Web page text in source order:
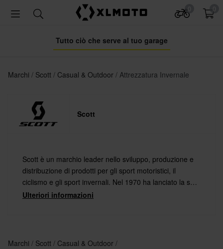
Tutto ciò che serve al tuo garage
Marchi Scott Casual & Outdoor Attrezzatura Invernale
Scott
Scott è un marchio leader nello sviluppo, produzione e
distribuzione di prodotti per gli sport motoristici, il
ciclismo e gli sport invernali. Nel 1970 ha lanciato la sua
prima maschera da motocross, segnando l’inizio del suo
Ulteriori informazioni
Marchi Scott Casual & Outdoor